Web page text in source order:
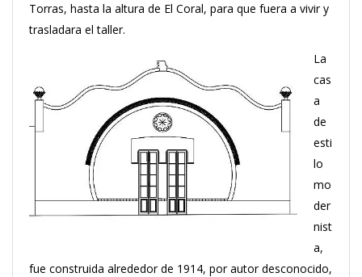
Torras, hasta la altura de El Coral, para que fuera a vivir y
trasladara el taller.
La
cas
a
de
esti
lo
mo
der
nist
a,
fue construida alrededor de 1914, por autor desconocido,